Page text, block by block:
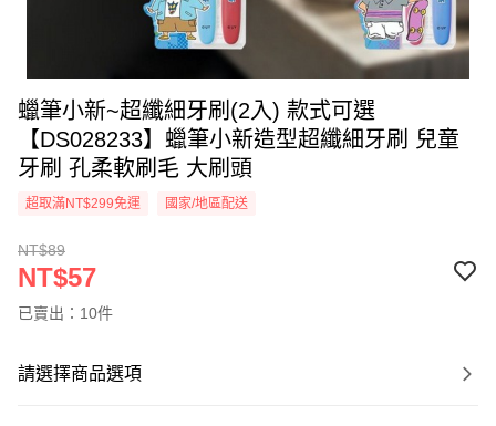
蠟筆小新~超纖細牙刷(2入) 款式可選
【DS028233】蠟筆小新造型超纖細牙刷 兒童
牙刷 孔柔軟刷毛 大刷頭
超取滿NT$299免運 國家/地區配送
NT$89
NT$57
已賣出：10件
請選擇商品選項